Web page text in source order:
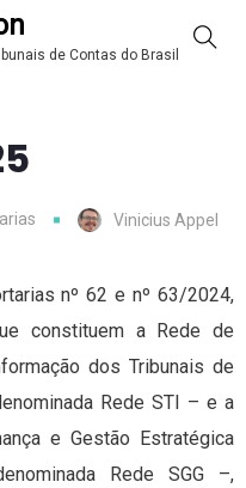
de Contas do Brasil
Vinicius Appel
nº 62 e nº 63/2024,
constituem a Rede de
dos Tribunais de
Rede STI – e a
e Gestão Estratégica
Rede SGG –,